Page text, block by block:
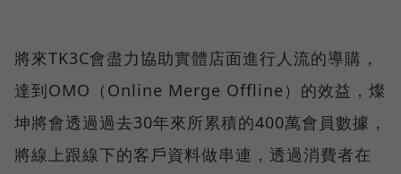
將來TK3C會盡力協助實體店面進行人流的導購，
達到OMO（Online Merge Offline）的效益，燦
坤將會透過過去30年來所累積的400萬會員數據，
將線上跟線下的客戶資料做串連，透過消費者在